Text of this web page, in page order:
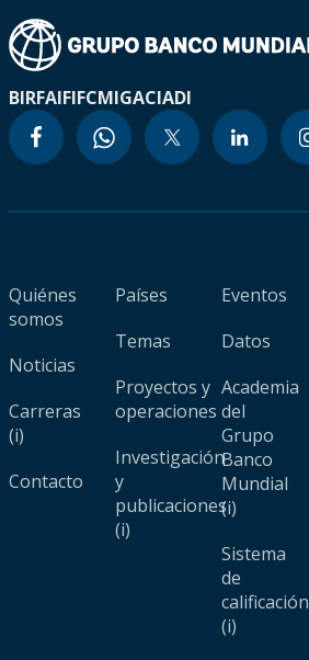
BIRFAIFIFCMIGACIADI
Quiénes
somos
Noticias
Carreras
(i)
Contacto
Países
Temas
Proyectos y
operaciones
Investigación
y
publicaciones
(i)
Eventos
Datos
Academia
del
Grupo
Banco
Mundial
(i)
Sistema
de
calificación
(i)